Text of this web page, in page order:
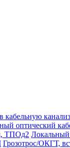
кабельную
оптический
ТПОд2
Грозотрос/ОКГТ,